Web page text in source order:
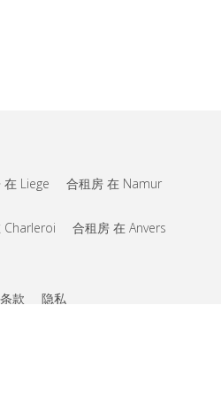
在 Liege
合租房 在 Namur
Charleroi
合租房 在 Anvers
款 隐私